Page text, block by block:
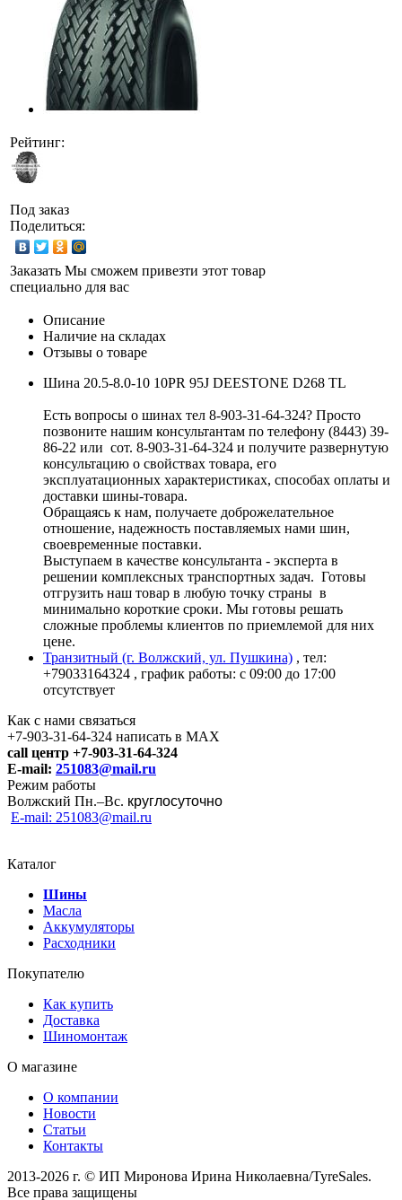
Рейтинг:
Под заказ
Поделиться:
Заказать Мы сможем привезти этот товар
специально для вас
Описание
Наличие на складах
Отзывы о товаре
Шина 20.5-8.0-10 10PR 95J DEESTONE D268 TL
Есть вопросы о шинах тел 8-903-31-64-324? Просто
позвоните нашим консультантам по телефону (8443) 39-
86-22 или сот. 8-903-31-64-324 и получите развернутую
консультацию о свойствах товара, его
эксплуатационных характеристиках, способах оплаты и
доставки шины-товара.
Обращаясь к нам, получаете доброжелательное
отношение, надежность поставляемых нами шин,
своевременные поставки.
Выступаем в качестве консультанта - эксперта в
решении комплексных транспортных задач. Готовы
отгрузить наш товар в любую точку страны в
минимально короткие сроки. Мы готовы решать
сложные проблемы клиентов по приемлемой для них
цене.
Транзитный (г. Волжский, ул. Пушкина) , тел:
+79033164324 , график работы: с 09:00 до 17:00
отсутствует
Как с нами связаться
+7-903-31-64-324 написать в MAX
call центр +7-903-31-64-324
E-mail: 251083@mail.ru
Режим работы
Волжский Пн.–Вс. круглосуточно
E-mail: 251083@mail.ru
Каталог
Шины
Масла
Аккумуляторы
Расходники
Покупателю
Как купить
Доставка
Шиномонтаж
О магазине
О компании
Новости
Статьи
Контакты
2013-2026 г. © ИП Миронова Ирина Николаевна/TyreSales.
Все права защищены